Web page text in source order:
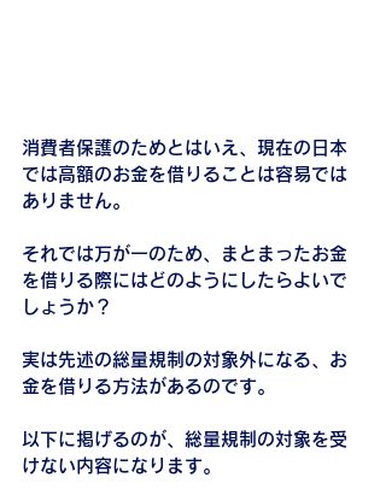
消費者保護のためとはいえ、現在の日本
では高額のお金を借りることは容易では
ありません。
それでは万が一のため、まとまったお金
を借りる際にはどのようにしたらよいで
しょうか？
実は先述の総量規制の対象外になる、お
金を借りる方法があるのです。
以下に掲げるのが、総量規制の対象を受
けない内容になります。